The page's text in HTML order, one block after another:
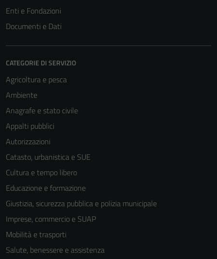
Enti e Fondazioni
Documenti e Dati
CATEGORIE DI SERVIZIO
Agricoltura e pesca
Ambiente
Anagrafe e stato civile
Appalti pubblici
Autorizzazioni
Catasto, urbanistica e SUE
Cultura e tempo libero
Educazione e formazione
Giustizia, sicurezza pubblica e polizia municipale
Imprese, commercio e SUAP
Mobilità e trasporti
Salute, benessere e assistenza